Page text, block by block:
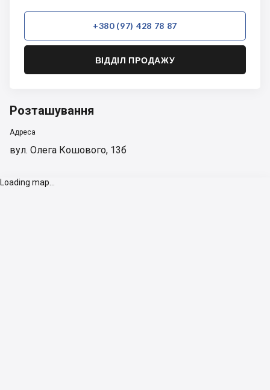
+380 (97) 428 78 87
ВІДДІЛ ПРОДАЖУ
Розташування
Адреса
вул. Олега Кошового, 13б
Loading map...